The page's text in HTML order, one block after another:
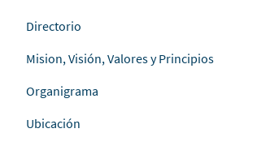
Directorio
Mision, Visión, Valores y Principios
Organigrama
Ubicación